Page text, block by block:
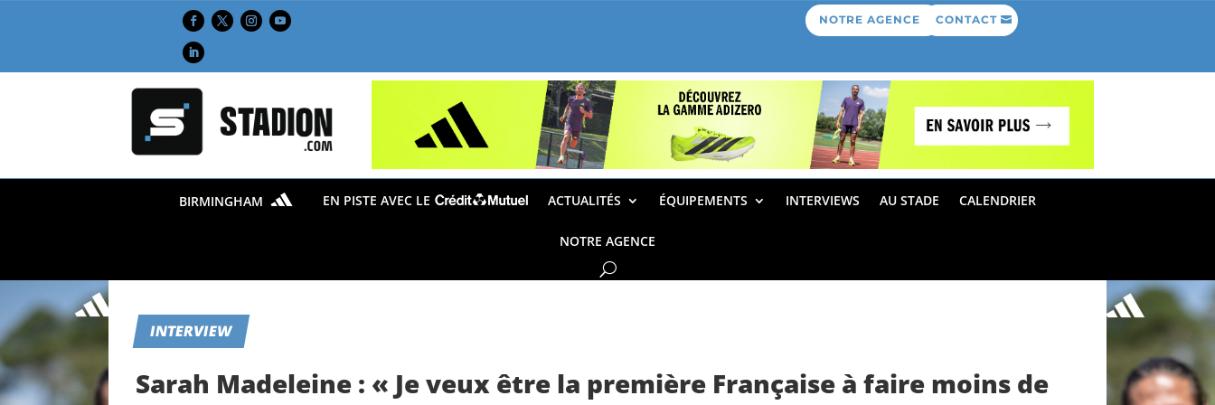
NOTRE AGENCE CONTACT
BIRMINGHAM EN PISTE AVEC LE ACTUALITÉS ÉQUIPEMENTS INTERVIEWS AU STADE CALENDRIER
NOTRE AGENCE
INTERVIEW
Sarah Madeleine : « Je veux être la première Française à faire moins de